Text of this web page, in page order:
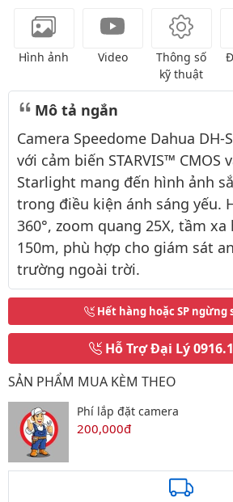
Hình ảnh Video
Thông số
kỹ thuật
Mô tả ngắn
Camera Speedome Dahua DH-
với cảm biến STARVIS™ CMOS
Starlight mang đến hình ảnh
trong điều kiện ánh sáng yếu.
360°, zoom quang 25X, tầm
150m, phù hợp cho giám sát
trường ngoài trời.
Hết hàng hoặc SP ngừng
Hỗ Trợ Đại Lý
SẢN PHẨM MUA KÈM THEO
Phí lắp đặt camera
200,000đ